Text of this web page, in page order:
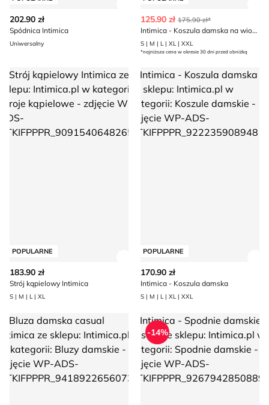
202.90 zł
Spódnica Intimica
Uniwersalny
125.90 zł 175.90 zł*
Intimica - Koszula damska na wiosnę
S | M | L | XL | XXL
*najniższa cena w okresie 30 dni przed obniżką
kąpielowy Intimica
POPULARNE
183.90 zł
Strój kąpielowy Intimica
S | M | L | XL
Intimica - Koszula damska
POPULARNE
170.90 zł
Intimica - Koszula damska
S | M | L | XL | XXL
damska casual Intimica Intimica - Spodnie damskie
-14%